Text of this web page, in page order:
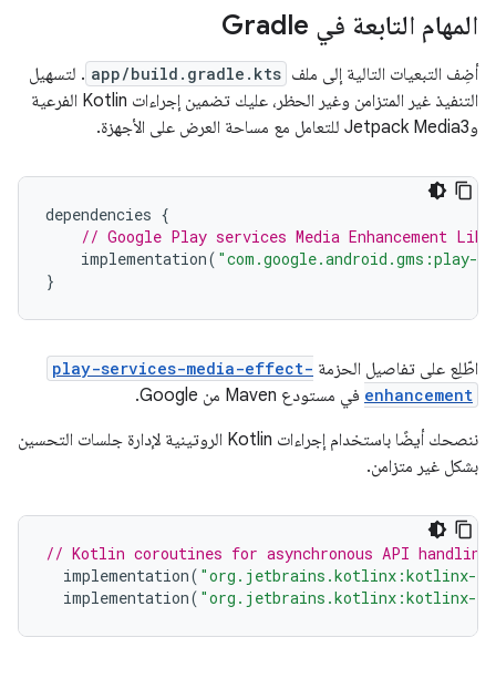
المهام التابعة في Gradle
أضِف التبعيات التالية إلى ملف app/build.gradle.kts . لتسهيل
التنفيذ غير المتزامن وغير الحظر، عليك تضمين إجراءات Kotlin الفرعية
وJetpack Media3 للتعامل مع مساحة العرض على الأجهزة.
dependencies {
// Google Play services Media Enhancement
implementation( "com.google.android.gms:play-
}
اطّلِع على تفاصيل الحزمة play-services-media-effect-
enhancement في مستودع Maven من Google.
ننصحك أيضًا باستخدام إجراءات Kotlin الروتينية لإدارة جلسات التحسين
بشكل غير متزامن.
// Kotlin coroutines for asynchronous API handling
implementation( "org.jetbrains.kotlinx:kotlinx-
implementation( "org.jetbrains.kotlinx:kotlinx-